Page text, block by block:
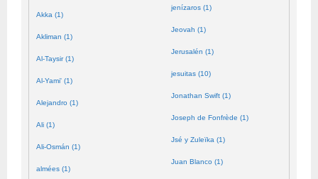
Akka (1)
Akliman (1)
Al-Taysir (1)
Al-Yami' (1)
Alejandro (1)
Ali (1)
Ali-Osmán (1)
almées (1)
jenízaros (1)
Jeovah (1)
Jerusalén (1)
jesuitas (10)
Jonathan Swift (1)
Joseph de Fonfrède (1)
Jsé y Zuleïka (1)
Juan Blanco (1)